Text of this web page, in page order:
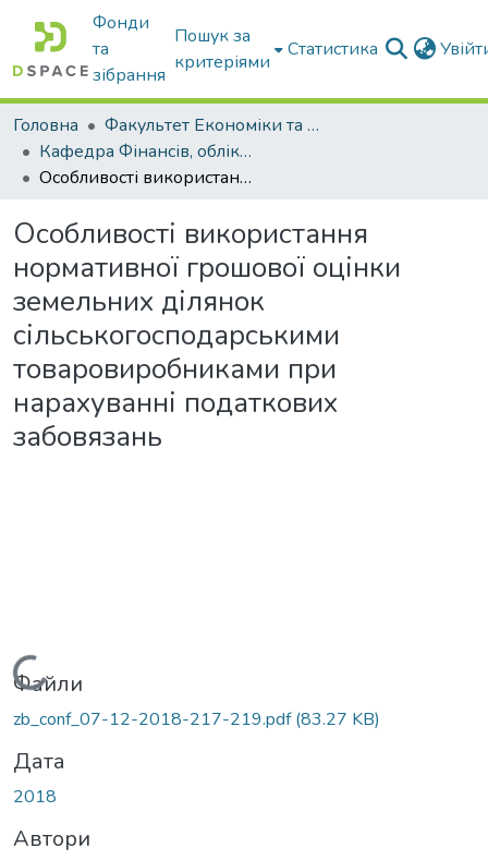
Фонди
та
зібрання
Пошук за
критеріями
Статистика
Головна
Факультет Економіки та бізнесу
Кафедра Фінансів, обліку і оподаткування
Особливості використання нормативної грошової оцінки земельних ділянок сільськогосподарськими товаровиробниками при нарахуванні податкових забовязань
Особливості використання
нормативної грошової оцінки
земельних ділянок
сільськогосподарськими
товаровиробниками при
нарахуванні податкових
забовязань
Вантажиться...
Файли
zb_conf_07-12-2018-217-219.pdf(83.27 KB)
Дата
2018
Автори